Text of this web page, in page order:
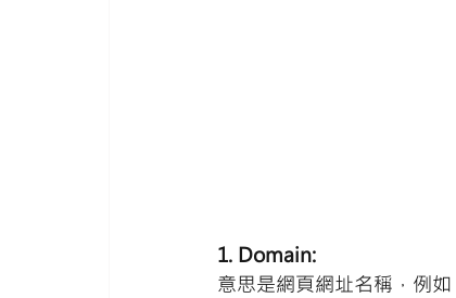
1. Domain:
意思是網頁網址名稱，例如